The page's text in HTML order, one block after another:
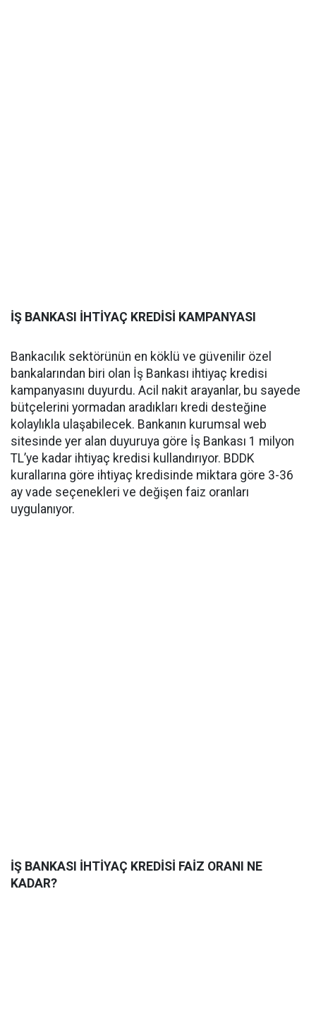
İŞ BANKASI İHTİYAÇ KREDİSİ KAMPANYASI
Bankacılık sektörünün en köklü ve güvenilir özel
bankalarından biri olan İş Bankası ihtiyaç kredisi
kampanyasını duyurdu. Acil nakit arayanlar, bu sayede
bütçelerini yormadan aradıkları kredi desteğine
kolaylıkla ulaşabilecek. Bankanın kurumsal web
sitesinde yer alan duyuruya göre İş Bankası 1 milyon
TL’ye kadar ihtiyaç kredisi kullandırıyor. BDDK
kurallarına göre ihtiyaç kredisinde miktara göre 3-36
ay vade seçenekleri ve değişen faiz oranları
uygulanıyor.
İŞ BANKASI İHTİYAÇ KREDİSİ FAİZ ORANI NE
KADAR?